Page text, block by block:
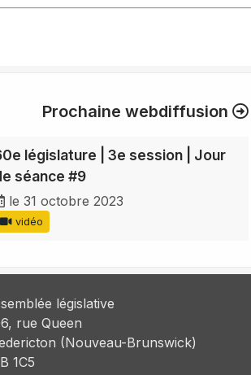
Prochaine webdiffusion
législature | 3e session | Jour
séance #9
le 31 octobre 2023
vidéo
législative
rue Queen
(Nouveau-Brunswick)
1C5